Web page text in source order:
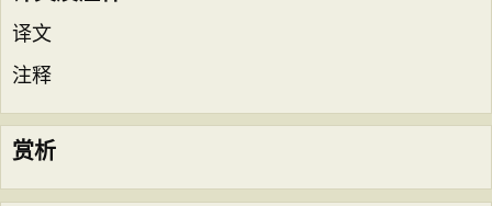
译文
注释
赏析